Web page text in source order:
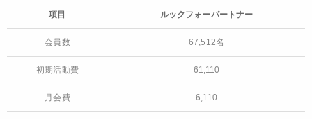
項目 ルックフォーパートナー
会員数 67,512名
初期活動費 61,110
月会費 6,110